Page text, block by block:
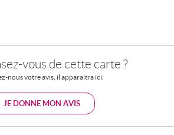
vous de cette carte ?
nous votre avis, il apparaitra ici.
JE DONNE MON AVIS